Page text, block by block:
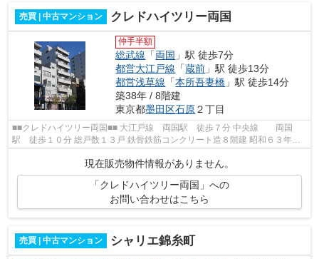
売買 | 中古マンション クレドハイツリー両国
仲手半額
総武線 「両国 」駅 徒歩7分
都営大江戸線 「蔵前 」駅 徒歩13分
都営浅草線 「本所吾妻橋 」駅 徒歩14分
築38年 / 8階建
東京都墨田区石原２丁目
■■クレドハイツリー両国■■ 大江戸線 両国駅 徒歩７分 中央線 両国
駅 徒歩１０分 総戸数１３戸 鉄骨鉄筋コンクリート造８階建 昭和６３年１
現在販売物件情報がありません。
「クレドハイツリー両国」への
お問い合わせはこちら
売買 | 中古マンション シャリエ錦糸町